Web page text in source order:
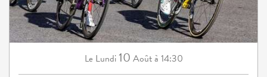
Le Lundi 10 Aoûtà 14:30